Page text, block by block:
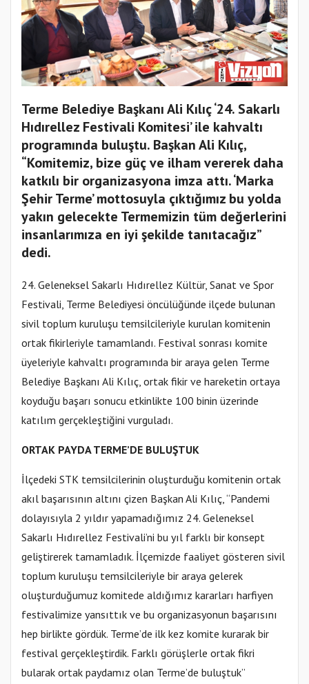
Terme Belediye Başkanı Ali Kılıç ‘24. Sakarlı
Hıdırellez Festivali Komitesi’ ile kahvaltı
programında buluştu. Başkan Ali Kılıç,
“Komitemiz, bize güç ve ilham vererek daha
katkılı bir organizasyona imza attı. ‘Marka
Şehir Terme’ mottosuyla çıktığımız bu yolda
yakın gelecekte Termemizin tüm değerlerini
insanlarımıza en iyi şekilde tanıtacağız”
dedi.
24. Geleneksel Sakarlı Hıdırellez Kültür, Sanat ve Spor
Festivali, Terme Belediyesi öncülüğünde ilçede bulunan
sivil toplum kuruluşu temsilcileriyle kurulan komitenin
ortak fikirleriyle tamamlandı. Festival sonrası komite
üyeleriyle kahvaltı programında bir araya gelen Terme
Belediye Başkanı Ali Kılıç, ortak fikir ve hareketin ortaya
koyduğu başarı sonucu etkinlikte 100 binin üzerinde
katılım gerçekleştiğini vurguladı.
ORTAK PAYDA TERME’DE BULUŞTUK
İlçedeki STK temsilcilerinin oluşturduğu komitenin ortak
akıl başarısının altını çizen Başkan Ali Kılıç, “Pandemi
dolayısıyla 2 yıldır yapamadığımız 24. Geleneksel
Sakarlı Hıdırellez Festivali’ni bu yıl farklı bir konsept
geliştirerek tamamladık. İlçemizde faaliyet gösteren sivil
toplum kuruluşu temsilcileriyle bir araya gelerek
oluşturduğumuz komitede aldığımız kararları harfiyen
festivalimize yansıttık ve bu organizasyonun başarısını
hep birlikte gördük. Terme’de ilk kez komite kurarak bir
festival gerçekleştirdik. Farklı görüşlerle ortak fikri
bularak ortak paydamız olan Terme’de buluştuk”